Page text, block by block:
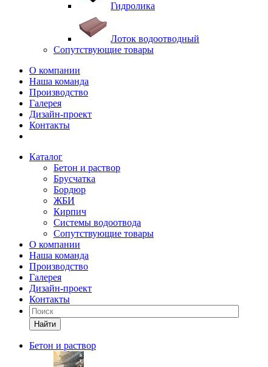
Гидролика
Лоток водоотводный
Сопутствующие товары
О компании
Наша команда
Производство
Галерея
Дизайн-проект
Контакты
Каталог
Бетон и раствор
Брусчатка
Бордюр
ЖБИ
Кирпич
Системы водоотвода
Сопутствующие товары
О компании
Наша команда
Производство
Галерея
Дизайн-проект
Контакты
Найти
Бетон и раствор